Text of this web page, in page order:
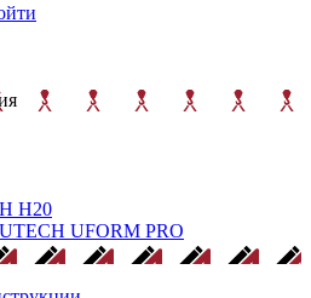
H20
UFORM PRO